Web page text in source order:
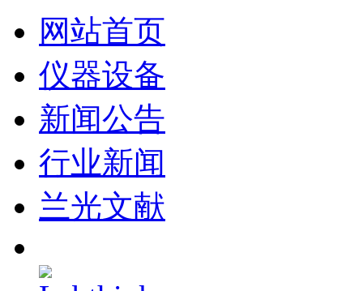
网站首页
仪器设备
新闻公告
行业新闻
兰光文献